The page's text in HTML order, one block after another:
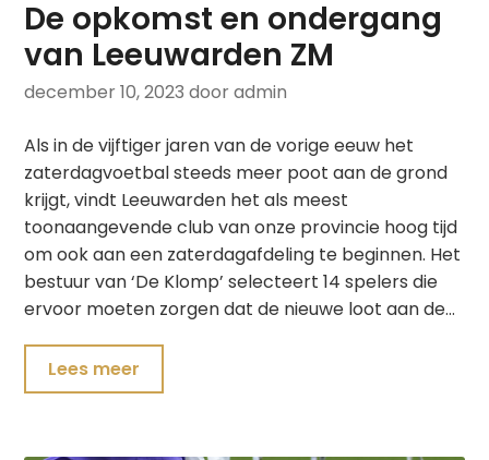
De opkomst en ondergang
van Leeuwarden ZM
december 10, 2023 door admin
Als in de vijftiger jaren van de vorige eeuw het
zaterdagvoetbal steeds meer poot aan de grond
krijgt, vindt Leeuwarden het als meest
toonaangevende club van onze provincie hoog tijd
om ook aan een zaterdagafdeling te beginnen. Het
bestuur van ‘De Klomp’ selecteert 14 spelers die
ervoor moeten zorgen dat de nieuwe loot aan de…
Lees meer